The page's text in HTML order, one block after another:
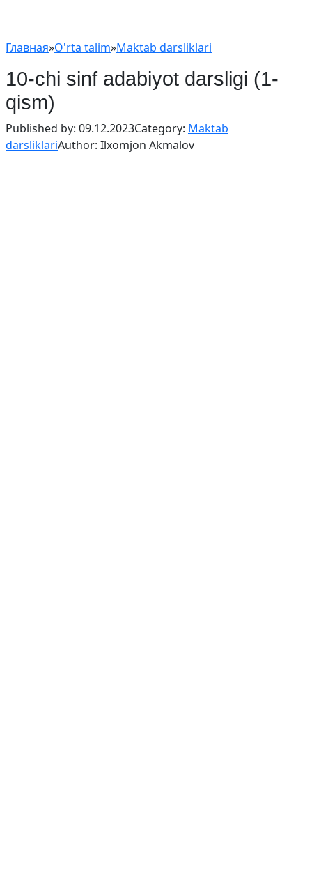
Главная»O'rta talim»Maktab darsliklari
10-chi sinf adabiyot darsligi (1-
qism)
Published by: 09.12.2023Category: Maktab
darsliklariAuthor: Ilxomjon Akmalov